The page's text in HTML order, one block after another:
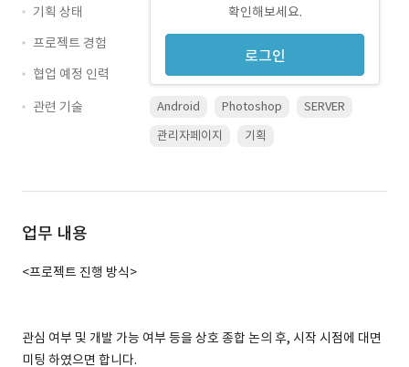
확인해보세요.
로그인
기획 상태
프로젝트 경험
협업 예정 인력
관련 기술
Android Photoshop
SERVER
관리자페이지
기획
업무 내용
<프로젝트 진행 방식>
관심 여부 및 개발 가능 여부 등을 상호 종합 논의 후, 시작 시점에 대면
미팅 하였으면 합니다.